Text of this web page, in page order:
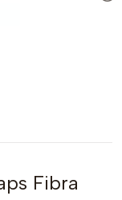
Fibra